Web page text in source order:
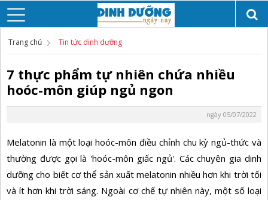
Trang chủ Tin tức dinh dưỡng
7 thực phẩm tự nhiên chứa nhiều
hoóc-môn giúp ngủ ngon
ngày 05/07/2022
Melatonin là một loại hoóc-môn điều chỉnh chu kỳ ngủ-thức và
thường được gọi là 'hoóc-môn giấc ngủ'. Các chuyên gia dinh
dưỡng cho biết cơ thể sản xuất melatonin nhiều hơn khi trời tối
và ít hơn khi trời sáng. Ngoài cơ chế tự nhiên này, một số loại